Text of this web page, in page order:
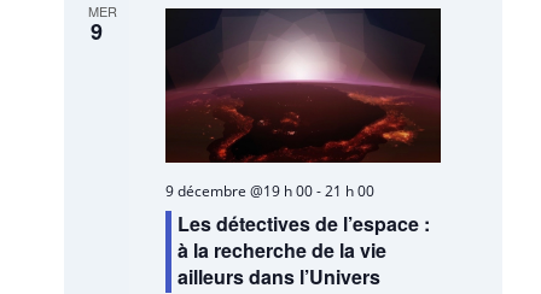
MER
9
9 décembre @19 h 00-21 h 00
Les détectives de l’espace :
à la recherche de la vie
ailleurs dans l’Univers